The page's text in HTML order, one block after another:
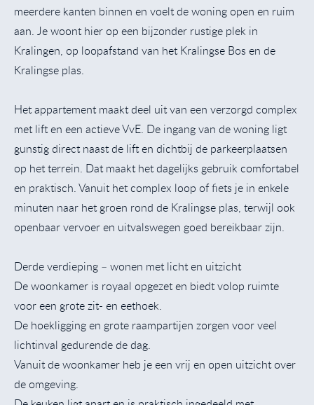
meerdere kanten binnen en voelt de woning open en ruim
aan. Je woont hier op een bijzonder rustige plek in
Kralingen, op loopafstand van het Kralingse Bos en de
Kralingse plas.
Het appartement maakt deel uit van een verzorgd complex
met lift en een actieve VvE. De ingang van de woning ligt
gunstig direct naast de lift en dichtbij de parkeerplaatsen
op het terrein. Dat maakt het dagelijks gebruik comfortabel
en praktisch. Vanuit het complex loop of fiets je in enkele
minuten naar het groen rond de Kralingse plas, terwijl ook
openbaar vervoer en uitvalswegen goed bereikbaar zijn.
Derde verdieping – wonen met licht en uitzicht
De woonkamer is royaal opgezet en biedt volop ruimte
voor een grote zit- en eethoek.
De hoekligging en grote raampartijen zorgen voor veel
lichtinval gedurende de dag.
Vanuit de woonkamer heb je een vrij en open uitzicht over
de omgeving.